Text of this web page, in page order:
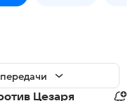
Цезаря